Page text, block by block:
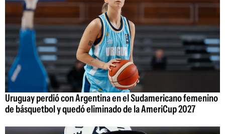
Uruguay perdió con Argentina en el Sudamericano femenino
de básquetbol y quedó eliminado de la AmeriCup 2027